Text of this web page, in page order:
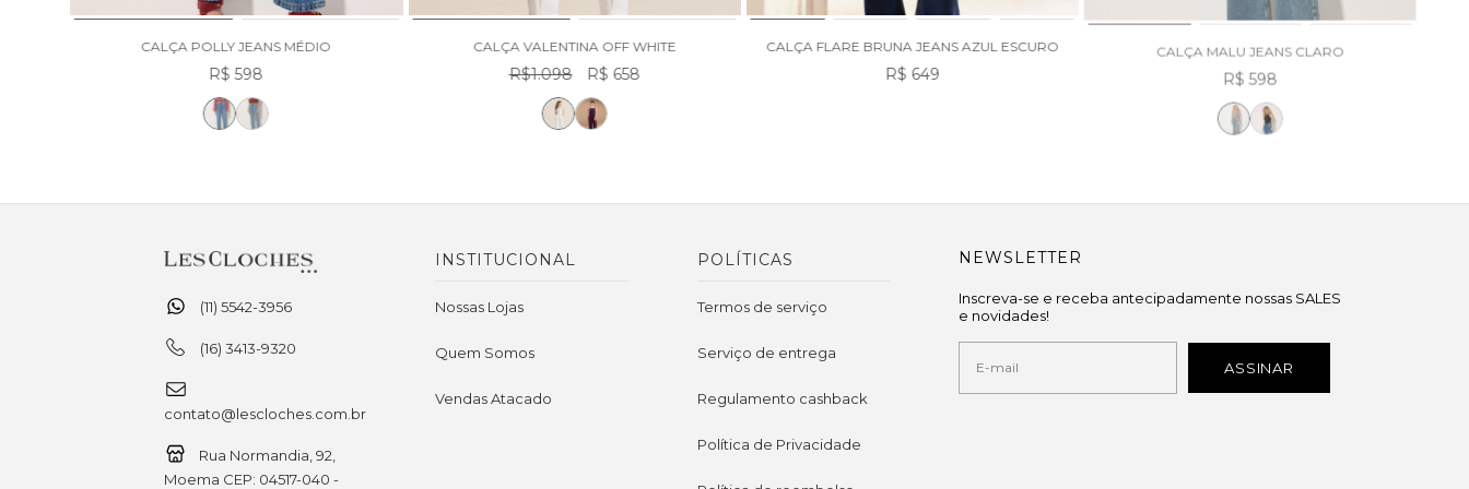
CALÇA POLLY JEANS MÉDIO
R$ 598
CALÇA VALENTINA OFF WHITE
R$1.098 R$ 658
CALÇA FLARE BRUNA JEANS AZUL ESCURO
R$ 649
CALÇA MALU JEANS CLARO
R$ 598
(11) 5542-3956
(16) 3413-9320
contato@lescloches.com.br
Rua Normandia, 92,
Moema CEP: 04517-040 -
INSTITUCIONAL
Nossas Lojas
Quem Somos
Vendas Atacado
POLÍTICAS
Termos de serviço
Serviço de entrega
Regulamento cashback
Política de Privacidade
NEWSLETTER
Inscreva-se e receba antecipadamente nossas SALES
e novidades!